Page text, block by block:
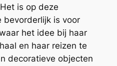
is op deze
bevorderlijk is voor
het idee bij haar
en haar reizen te
decoratieve objecten